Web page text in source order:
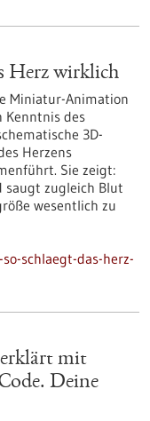
Herz wirklich
Miniatur-Animation
Kenntnis des
3D-
Herzens
Sie zeigt:
saugt zugleich Blut
wesentlich zu
schlaegt-das-herz-
mit
Deine